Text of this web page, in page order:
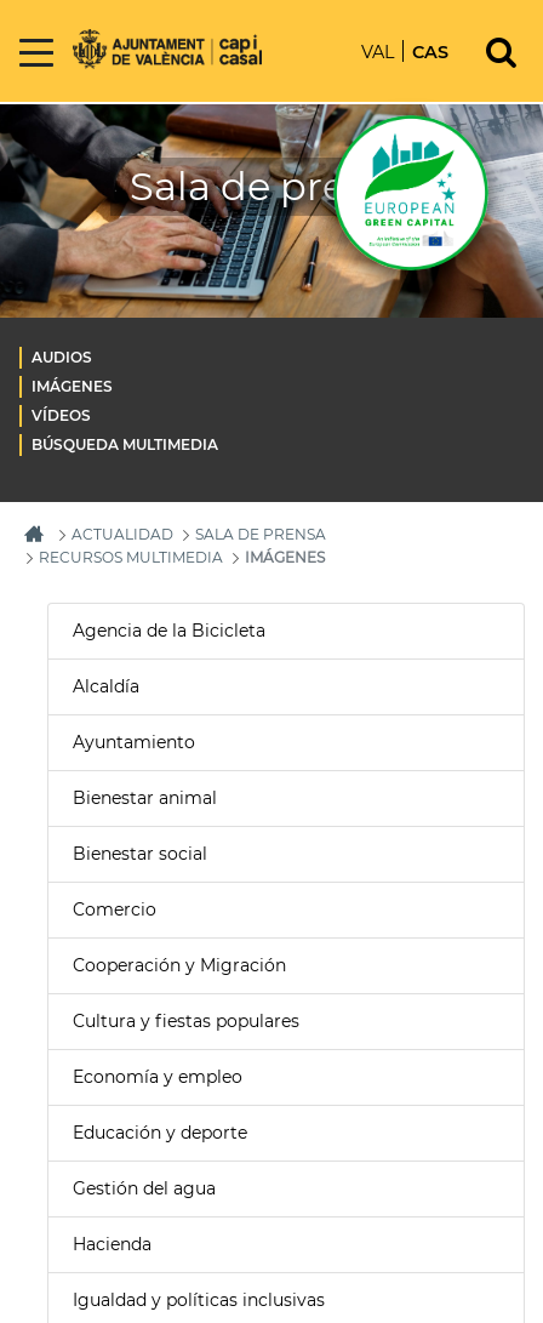
VAL CAS
Sala de prensa
AUDIOS
IMÁGENES
VÍDEOS
BÚSQUEDA MULTIMEDIA
ACTUALIDAD
SALA DE PRENSA
RECURSOS MULTIMEDIA
IMÁGENES
Agencia de la Bicicleta
Alcaldía
Ayuntamiento
Bienestar animal
Bienestar social
Comercio
Cooperación y Migración
Cultura y fiestas populares
Economía y empleo
Educación y deporte
Gestión del agua
Hacienda
Igualdad y políticas inclusivas